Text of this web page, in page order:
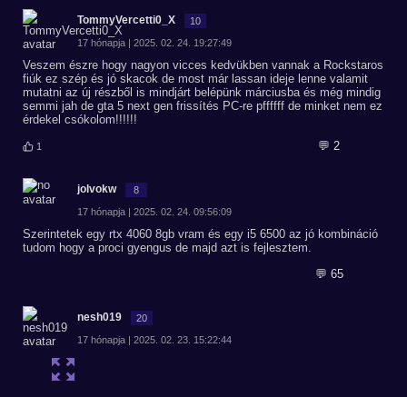
TommyVercetti0_X 10
17 hónapja | 2025. 02. 24. 19:27:49
Veszem észre hogy nagyon vicces kedvükben vannak a Rockstaros
fiúk ez szép és jó skacok de most már lassan ideje lenne valamit
mutatni az új részből is mindjárt belépünk márciusba és még mindig
semmi jah de gta 5 next gen frissítés PC-re pffffff de minket nem ez
érdekel csókolom!!!!!!
1 💬 2
jolvokw 8
17 hónapja | 2025. 02. 24. 09:56:09
Szerintetek egy rtx 4060 8gb vram és egy i5 6500 az jó kombináció
tudom hogy a proci gyengus de majd azt is fejlesztem.
💬 65
nesh019 20
17 hónapja | 2025. 02. 23. 15:22:44